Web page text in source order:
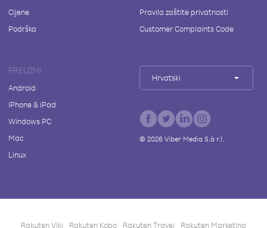
Cijene
Podrška
Pravila zaštite privatnosti
Customer Complaints Code
PREUZMI
Android
iPhone & iPad
Windows PC
Mac
Linux
Hrvatski
© 2026Viber Media S.à r.l.
Rakuten Viki Rakuten Kobo Rakuten Travel Rakuten Marketing